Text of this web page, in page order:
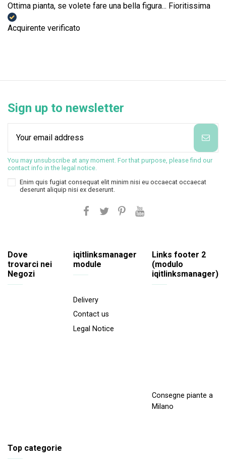
Ottima pianta, se volete fare una bella figura... Fioritissima
Acquirente verificato
Sign up to newsletter
You may unsubscribe at any moment. For that purpose, please find our
contact info in the legal notice.
Enim quis fugiat consequat elit minim nisi eu occaecat occaecat
deserunt aliquip nisi ex deserunt.
Dove
trovarci nei
Negozi
iqitlinksmanager
module
Delivery
Contact us
Legal Notice
Links footer 2
(modulo
iqitlinksmanager)
Consegne piante a
Milano
Top categorie